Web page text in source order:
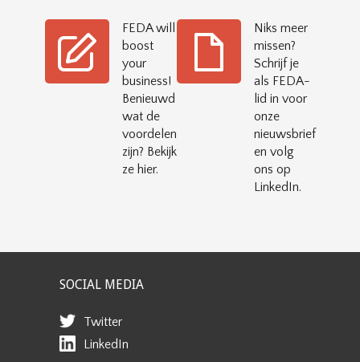
FEDA will
boost
your
business!
Benieuwd
wat de
voordelen
zijn? Bekijk
ze hier.
Niks meer
missen?
Schrijf je
als FEDA-
lid in voor
onze
nieuwsbrief
en volg
ons op
LinkedIn.
SOCIAL MEDIA
Twitter
LinkedIn